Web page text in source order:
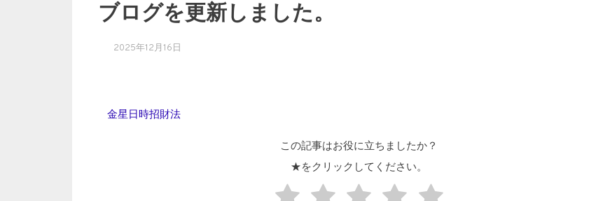
ブログを更新しました。
2025年12月16日
金星日時招財法
この記事はお役に立ちましたか？
★をクリックしてください。